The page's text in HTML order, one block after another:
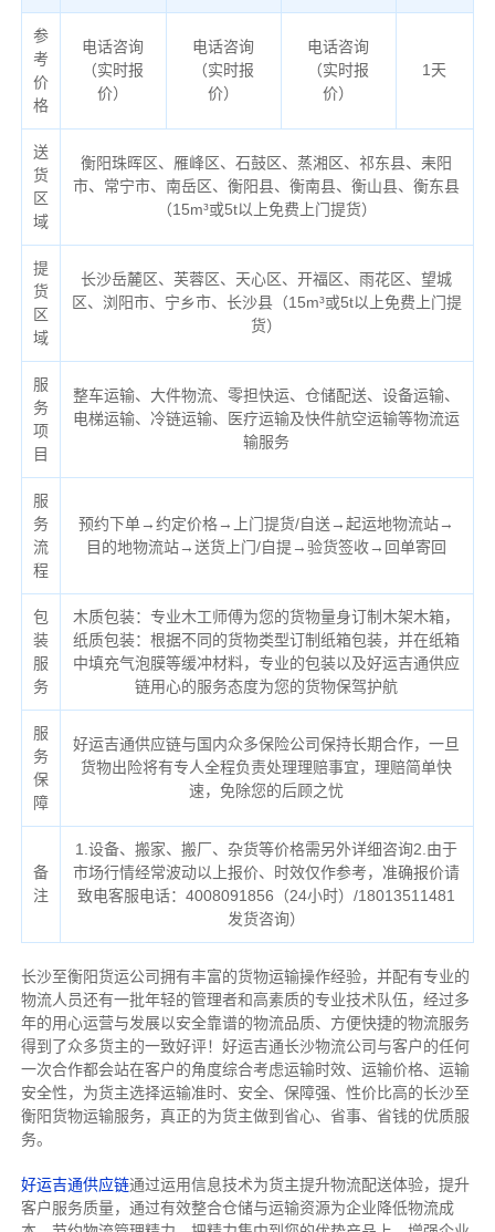
参
考
价
格
电话咨询
（实时报
价）
电话咨询
（实时报
价）
电话咨询
（实时报
价）
1天
送
货
区
域
衡阳珠晖区、雁峰区、石鼓区、蒸湘区、祁东县、耒阳
市、常宁市、南岳区、衡阳县、衡南县、衡山县、衡东县
（15m³或5t以上免费上门提货）
提
货
区
域
长沙岳麓区、芙蓉区、天心区、开福区、雨花区、望城
区、浏阳市、宁乡市、长沙县（15m³或5t以上免费上门提
货）
服
务
项
目
整车运输、大件物流、零担快运、仓储配送、设备运输、
电梯运输、冷链运输、医疗运输及快件航空运输等物流运
输服务
服
务
流
程
预约下单→约定价格→上门提货/自送→起运地物流站→
目的地物流站→送货上门/自提→验货签收→回单寄回
包
装
服
务
木质包装：专业木工师傅为您的货物量身订制木架木箱，
纸质包装：根据不同的货物类型订制纸箱包装，并在纸箱
中填充气泡膜等缓冲材料，专业的包装以及好运吉通供应
链用心的服务态度为您的货物保驾护航
服
务
保
障
好运吉通供应链与国内众多保险公司保持长期合作，一旦
货物出险将有专人全程负责处理理赔事宜，理赔简单快
速，免除您的后顾之忧
备
注
1.设备、搬家、搬厂、杂货等价格需另外详细咨询2.由于
市场行情经常波动以上报价、时效仅作参考，准确报价请
致电客服电话：4008091856（24小时）/18013511481
发货咨询）
长沙至衡阳货运公司拥有丰富的货物运输操作经验，并配有专业的
物流人员还有一批年轻的管理者和高素质的专业技术队伍，经过多
年的用心运营与发展以安全靠谱的物流品质、方便快捷的物流服务
得到了众多货主的一致好评！好运吉通长沙物流公司与客户的任何
一次合作都会站在客户的角度综合考虑运输时效、运输价格、运输
安全性，为货主选择运输准时、安全、保障强、性价比高的长沙至
衡阳货物运输服务，真正的为货主做到省心、省事、省钱的优质服
务。
好运吉通供应链通过运用信息技术为货主提升物流配送体验，提升
客户服务质量，通过有效整合仓储与运输资源为企业降低物流成